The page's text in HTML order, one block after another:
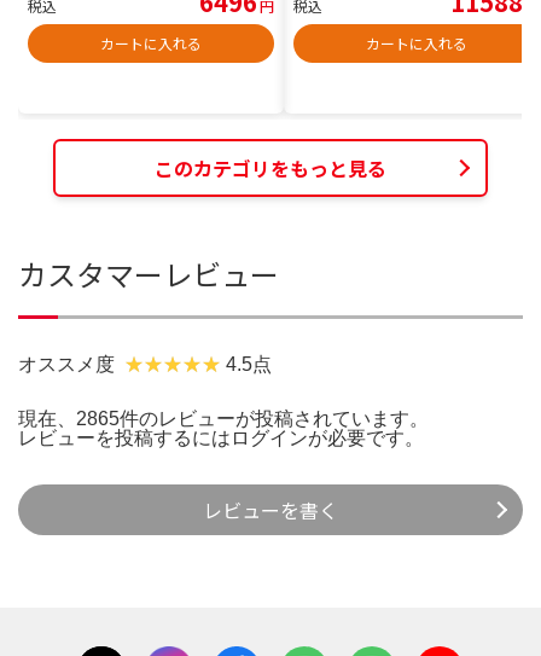
税込
円
カートに入れる
税込
カートに入れる
このカテゴリをもっと見る
カスタマーレビュー
オススメ度 4.5点
現在、2865件のレビューが投稿されています。
レビューを投稿するには ログインが必要です。
レビューを書く